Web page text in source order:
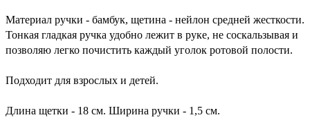
Материал ручки - бамбук, щетина - нейлон средней жесткости.
Тонкая гладкая ручка удобно лежит в руке, не соскальзывая и
позволяю легко почистить каждый уголок ротовой полости.
Подходит для взрослых и детей.
Длина щетки - 18 см. Ширина ручки - 1,5 см.